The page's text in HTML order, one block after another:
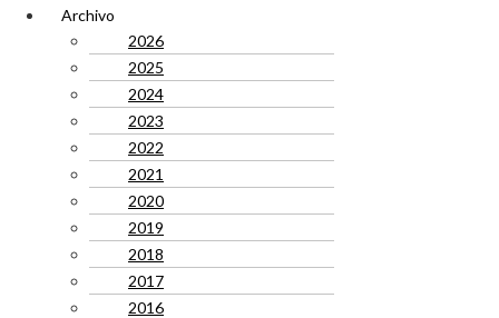
Archivo
2026
2025
2024
2023
2022
2021
2020
2019
2018
2017
2016